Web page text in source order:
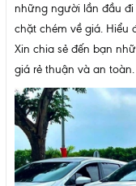
những người lần đầu
chặt chém về giá. Hiểu
Xin chia sẻ đến bạn
giá rẻ thuận và an toàn.